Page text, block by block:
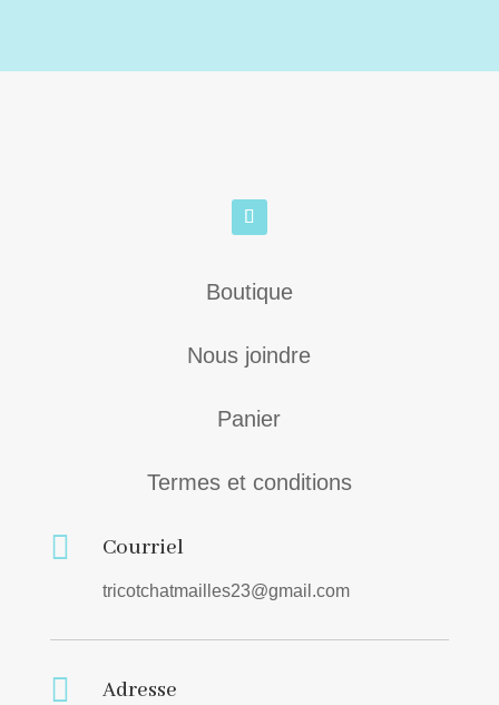
Boutique
Nous joindre
Panier
Termes et conditions
 Courriel
tricotchatmailles23@gmail.com
 Adresse